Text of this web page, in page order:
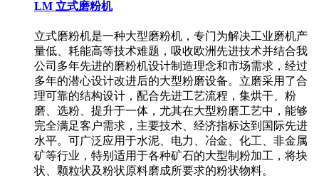
LM 立式磨粉机
立式磨粉机是一种大型磨粉机，专门为解决工业磨机产
量低、耗能高等技术难题，吸收欧洲先进技术并结合我
公司多年先进的磨粉机设计制造理念和市场需求，经过
多年的潜心设计改进后的大型粉磨设备。立磨采用了合
理可靠的结构设计，配合先进工艺流程，集烘干、粉
磨、选粉、提升于一体，尤其在大型粉磨工艺中，能够
完全满足客户需求，主要技术、经济指标达到国际先进
水平。可广泛应用于水泥、电力、冶金、化工、非金属
矿等行业，特别适用于各种矿石的大型制粉加工，将块
状、颗粒状及粉状原料磨成所要求的粉状物料。